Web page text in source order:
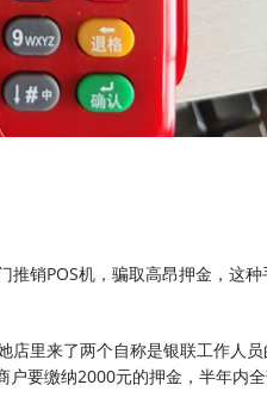
销POS机，骗取高昂押金，这
里来了两个自称是银联工作人
要缴纳2000元的押金，半年内